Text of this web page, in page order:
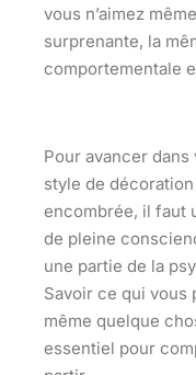
vous n’aimez
surprenante, la
comportementale
Pour avancer
style de
encombrée, il faut
de pleine
une partie de la
Savoir ce qui vous
même quelque
essentiel pour